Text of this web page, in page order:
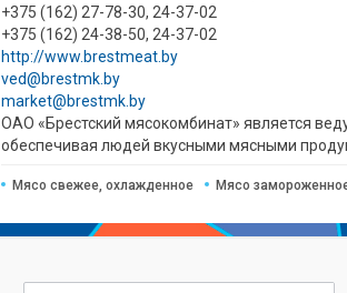
+375 (162) 27-78-30, 24-37-02
+375 (162) 24-38-50, 24-37-02
http://www.brestmeat.by
ved@brestmk.by
market@brestmk.by
ОАО «Брестский мясокомбинат» является
обеспечивая людей вкусными мясными
Мясо свежее, охлажденное Мясо